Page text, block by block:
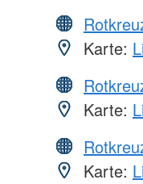
Karte:
Karte:
Karte: